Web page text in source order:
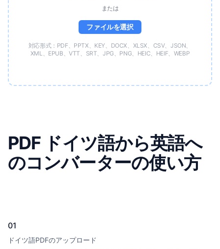
または
ファイルを選択
対応形式：PDF、PPTX、KEY、DOCX、XLSX、CSV、JSON、
XML、EPUB、VTT、SRT、JPG、PNG、HEIC、HEIF、WEBP
PDF ドイツ語から英語へ
のコンバーターの使い方
01
ドイツ語PDFのアップロード